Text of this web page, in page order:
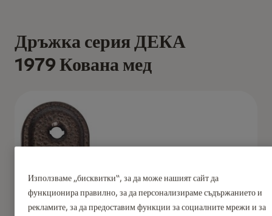
Дръжка серия ДЕКА
1979 Кована мед
Използваме „бисквитки“, за да може нашият сайт да
функционира правилно, за да персонализираме съдържанието и
рекламите, за да предоставим функции за социалните мрежи и за